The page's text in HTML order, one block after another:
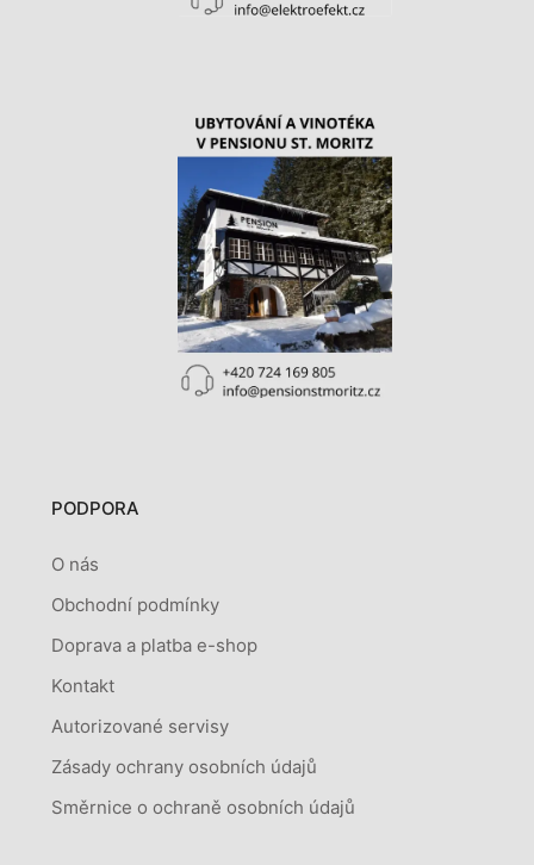
PODPORA
O nás
Obchodní podmínky
Doprava a platba e-shop
Kontakt
Autorizované servisy
Zásady ochrany osobních údajů
Směrnice o ochraně osobních údajů